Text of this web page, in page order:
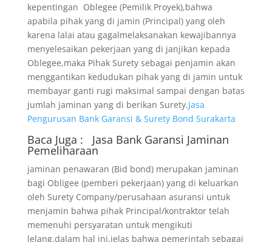
kepentingan Oblegee (Pemilik Proyek),bahwa
apabila pihak yang di jamin (Principal) yang oleh
karena lalai atau gagalmelaksanakan kewajibannya
menyelesaikan pekerjaan yang di janjikan kepada
Oblegee,maka Pihak Surety sebagai penjamin akan
menggantikan kedudukan pihak yang di jamin untuk
membayar ganti rugi maksimal sampai dengan batas
jumlah jaminan yang di berikan Surety.Jasa
Pengurusan Bank Garansi & Surety Bond Surakarta
Baca Juga : Jasa Bank Garansi Jaminan
Pemeliharaan
jaminan penawaran (Bid bond) merupakan jaminan
bagi Obligee (pemberi pekerjaan) yang di keluarkan
oleh Surety Company/perusahaan asuransi untuk
menjamin bahwa pihak Principal/kontraktor telah
memenuhi persyaratan untuk mengikuti
lelang.dalam hal ini,jelas bahwa pemerintah sebagai